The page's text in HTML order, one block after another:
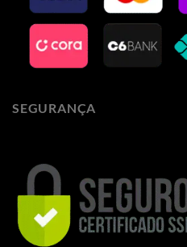
SEGURANÇA